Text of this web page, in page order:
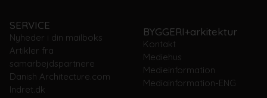
SERVICE
Nyheder i din mailboks
Artikler fra
samarbejdspartnere
Danish Architecture.com
Indret.dk
BYGGERI+arkitektur
Kontakt
Mediehus
Medieinformation
Mediainformation-ENG